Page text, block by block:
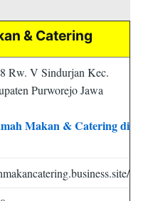
& Catering
Rw. V Sindurjan Kec.
Purworejo Jawa
Makan & Catering di